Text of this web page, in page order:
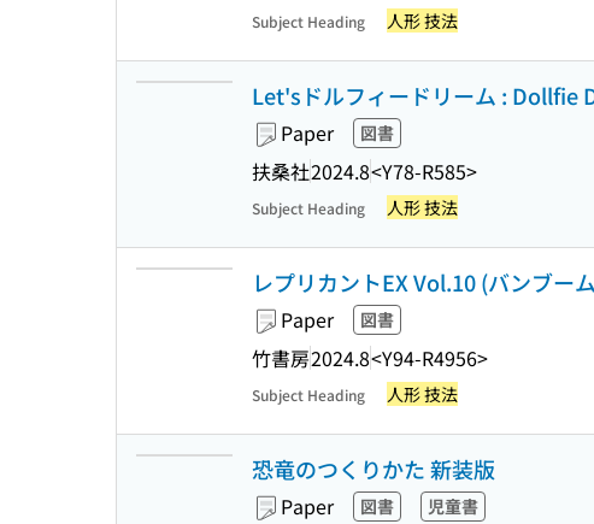
Subject Heading 人形 技法
Let'sドルフィードリーム : Dollfie
Paper 図書
扶桑社2024.8<Y78-R585>
Subject Heading 人形 技法
レプリカントEX Vol.10 (バンブー
Paper 図書
竹書房2024.8<Y94-R4956>
Subject Heading 人形 技法
恐竜のつくりかた 新装版
Paper 図書 児童書